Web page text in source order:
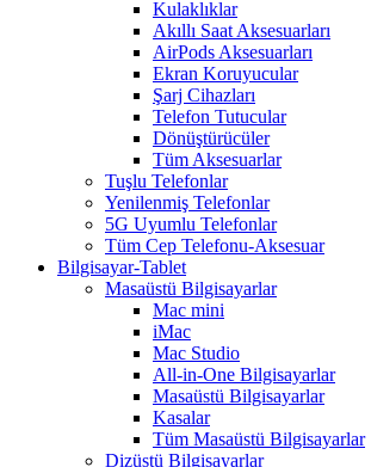
Kulaklıklar
Akıllı Saat Aksesuarları
AirPods Aksesuarları
Ekran Koruyucular
Şarj Cihazları
Telefon Tutucular
Dönüştürücüler
Tüm Aksesuarlar
Tuşlu Telefonlar
Yenilenmiş Telefonlar
5G Uyumlu Telefonlar
Tüm Cep Telefonu-Aksesuar
Bilgisayar-Tablet
Masaüstü Bilgisayarlar
Mac mini
iMac
Mac Studio
All-in-One Bilgisayarlar
Masaüstü Bilgisayarlar
Kasalar
Tüm Masaüstü Bilgisayarlar
Dizüstü Bilgisayarlar